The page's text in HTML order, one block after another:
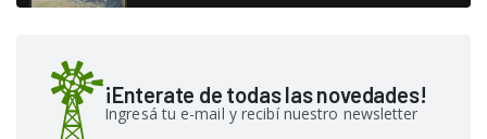
¡Enterate de todas las novedades!
Ingresá tu e-mail y recibí nuestro newsletter